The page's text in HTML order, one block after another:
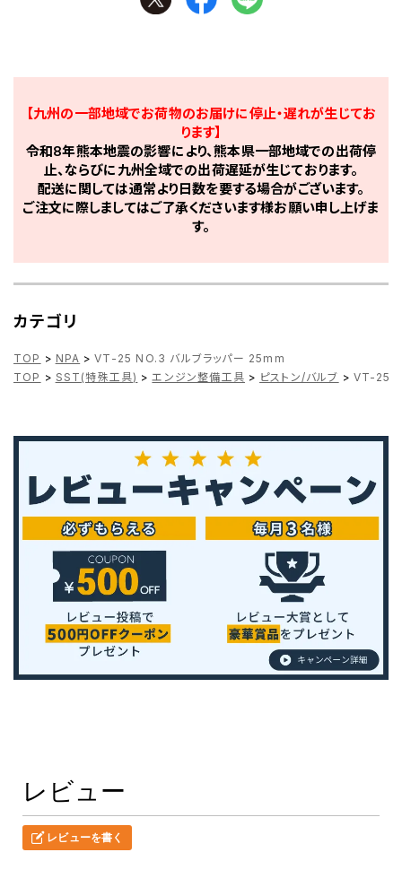
【九州の一部地域でお荷物のお届けに停止・遅れが生じてお
ります】
令和8年熊本地震の影響により、熊本県一部地域での出荷停
止、ならびに九州全域での出荷遅延が生じております。
配送に関しては通常より日数を要する場合がございます。
ご注文に際しましてはご了承くださいます様お願い申し上げま
す。
カテゴリ
TOP > NPA > VT-25 NO.3 バルブラッパー 25mm
TOP > SST(特殊工具) > エンジン整備工具 > ピストン/バルブ > VT-25
レビュー
レビューを書く